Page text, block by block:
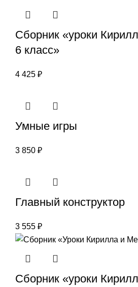
Сборник «уроки
6 класс»
4 425 ₽
Умные игры
3 850 ₽
Главный конструктор
3 555 ₽
Сборник «уроки